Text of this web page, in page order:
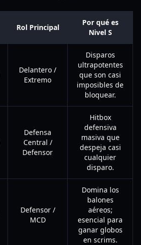
Rol Principal
Por qué es
Nivel S
Delantero /
Extremo
Disparos
ultrapotentes
que son casi
imposibles de
bloquear.
Defensa
Central /
Defensor
Hitbox
defensiva
masiva que
despeja casi
cualquier
disparo.
Defensor /
MCD
Domina los
balones
aéreos;
esencial para
ganar globos
en scrims.